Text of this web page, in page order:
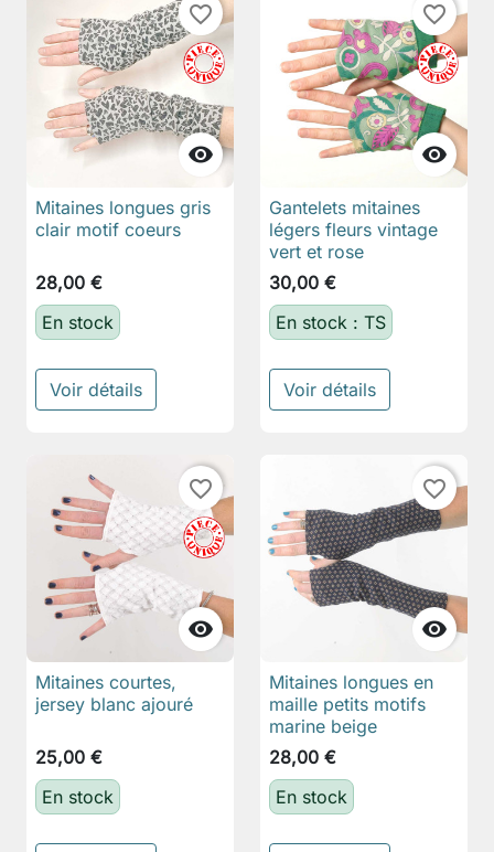

favorite_border
Mitaines longues gris
clair motif coeurs
28,00 €
En stock
Voir détails

favorite_border
Gantelets mitaines
légers fleurs vintage
vert et rose
30,00 €
En stock : TS
Voir détails

favorite_border
Mitaines courtes,
jersey blanc ajouré
25,00 €
En stock

favorite_border
Mitaines longues en
maille petits motifs
marine beige
28,00 €
En stock